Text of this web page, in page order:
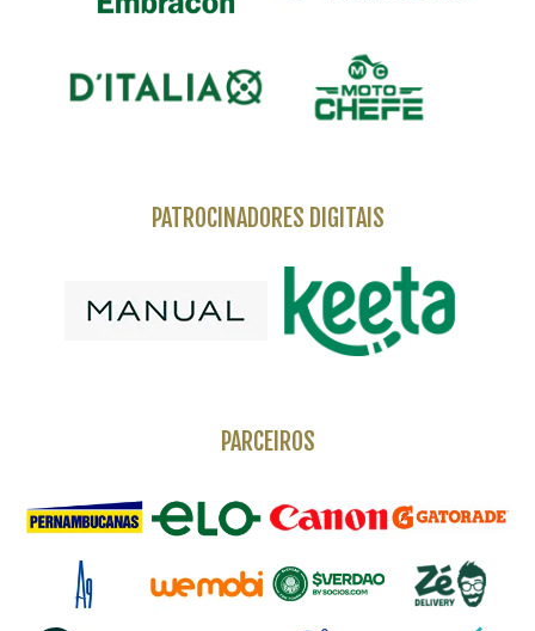
PATROCINADORES DIGITAIS
PARCEIROS